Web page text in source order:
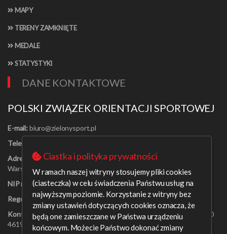
MAPY
TERENY ZAMKNIĘTE
MEDALE
STATYSTYKI
DANE KONTAKTOWE
POLSKI ZWIĄZEK ORIENTACJI SPORTOWEJ
E-mail:
Telefon:
Adres:
Al. Jerozolimskie 30/21
Warszawa 00-024
NIP nr:
526-16-67-131
Regon nr:001408329
Konto bankowe:PEKAO SA o/Warszawa 09 1240 6218 1111 0000
4619 0314
Ciastka i polityka prywatności
W ramach naszej witryny stosujemy pliki cookies
(ciasteczka) w celu świadczenia Państwu usług na
najwyższym poziomie. Korzystanie z witryny bez
zmiany ustawień dotyczących cookies oznacza, że
będą one zamieszczane w Państwa urządzeniu
końcowym. Możecie Państwo dokonać zmiany